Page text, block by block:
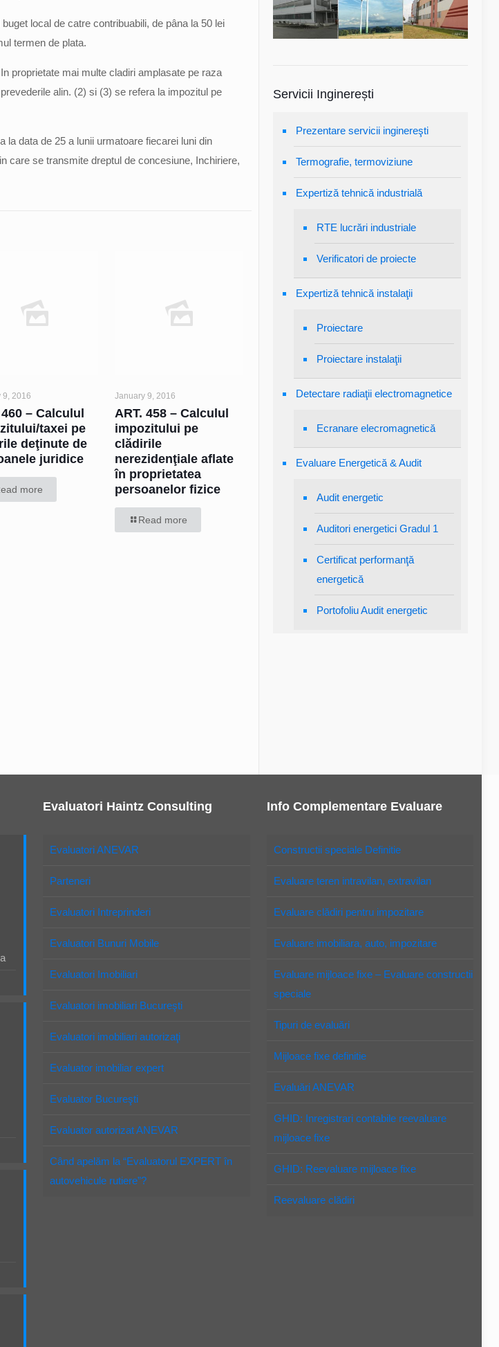
local de catre contribuabili, de pâna la 50 lei
termen de plata.
proprietate mai multe cladiri amplasate pe raza
alin. (2) si (3) se refera la impozitul pe
la data de 25 a lunii urmatoare fiecarei luni din
care se transmite dreptul de concesiune, Inchiriere,
9, 2016
– Calculul
taxei pe
deţinute de
juridice
more
January 9, 2016
ART. 458 – Calculul
impozitului pe
clădirile
nerezidenţiale aflate
în proprietatea
persoanelor fizice
Read more
Servicii Inginerești
Prezentare servicii inginereşti
Termografie, termoviziune
Expertiză tehnică industrială
RTE lucrări industriale
Verificatori de proiecte
Expertiză tehnică instalaţii
Proiectare
Proiectare instalaţii
Detectare radiaţii electromagnetice
Ecranare elecromagnetică
Evaluare Energetică & Audit
Audit energetic
Auditori energetici Gradul 1
Certificat performanţă
energetică
Portofoliu Audit energetic
Evaluatori Haintz Consulting
Evaluatori ANEVAR
Parteneri
Evaluatori Intreprinderi
Evaluatori Bunuri Mobile
Evaluatori Imobiliari
Evaluatori imobiliari Bucureşti
Evaluatori imobiliari autorizaţi
Evaluator imobiliar expert
Evaluator Bucureşti
Evaluator autorizat ANEVAR
Când apelăm la “Evaluatorul EXPERT în
autovehicule rutiere”?
Info Complementare Evaluare
Constructii speciale Definitie
Evaluare teren intravilan, extravilan
Evaluare clădiri pentru impozitare
Evaluare imobiliara, auto, impozitare
Evaluare mijloace fixe – Evaluare constructii
speciale
Tipuri de evaluări
Mijloace fixe definitie
Evaluări ANEVAR
GHID: Inregistrari contabile reevaluare
mijloace fixe
GHID: Reevaluare mijloace fixe
Reevaluare clădiri